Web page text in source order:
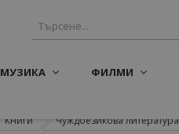
МУЗИКА ФИЛМИ
Книги Чуждоезикова литература